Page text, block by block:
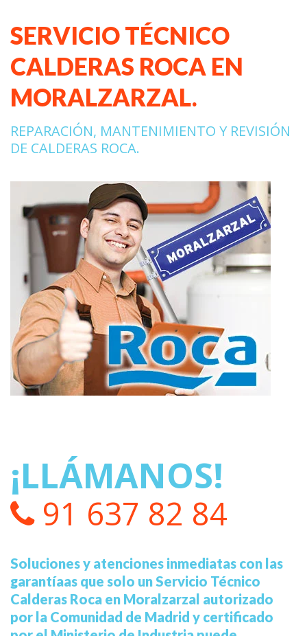
SERVICIO TÉCNICO
CALDERAS ROCA EN
MORALZARZAL.
REPARACIÓN, MANTENIMIENTO Y REVISIÓN
DE CALDERAS ROCA.
¡LLÁMANOS!
91 637 82 84
Soluciones y atenciones inmediatas con las
garantíaas que solo un Servicio Técnico
Calderas Roca en Moralzarzal autorizado
por la Comunidad de Madrid y certificado